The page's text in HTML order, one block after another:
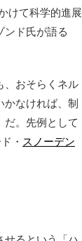
けて科学的進展
ンド氏が語る
、おそらくネル
なければ、制
。先例として
・ スノーデン